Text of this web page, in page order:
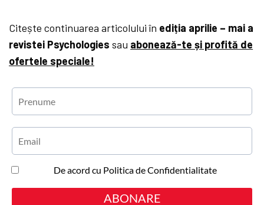
Citește continuarea articolului în ediția aprilie – mai a
revistei Psychologies sau abonează-te și profită de
ofertele speciale!